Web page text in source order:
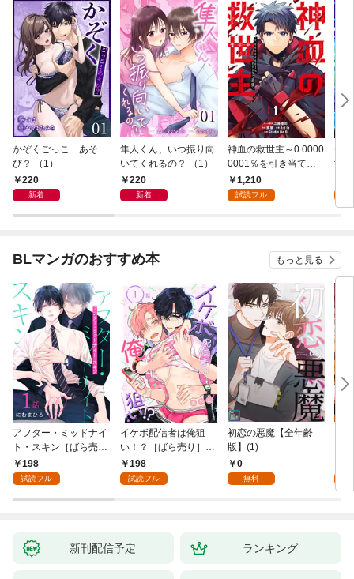
かぞくごっこ…あそ
び？ （1）
220
新着
隼人くん、いつ振り向
いてくれるの？ （1）
220
新着
神血の救世主～0.0000
0001％を引き当て最
強へ～【電子書籍特典
付】（１）
1,210
試読フル
俺
世
（
BLマンガのおすすめ本 もっと見る
アフター・ミッドナイ
ト・スキン［ばら売
り］ 第1話
198
試読フル
イケボ配信者は俺狙
い！？［ばら売り］
第1話
198
試読フル
初恋の悪魔【全年齢
版】(1)
0
無料
新刊配信予定 ランキング